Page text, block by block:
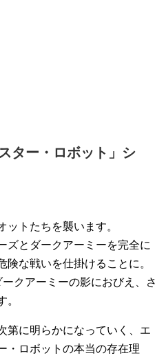
ター・ロボット」シ
ットたちを襲います。
ズとダークアーミーを完全に
な戦いを仕掛けることに。
クアーミーの影におびえ、さ
。
第に明らかになっていく、エ
・ロボットの本当の存在理